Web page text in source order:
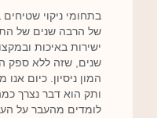
בתחומי ניקוי שטיחים
של הרבה שנים של
ישירות באיכות
שנים, שזה ללא ספק הביא
המון ניסיון. כיום אנו
ותק הוא דבר נצרך כמה
לומדים מהעבר על העתיד